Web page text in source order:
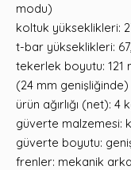
modu)
koltuk yükseklikleri:
t-bar yükseklikleri:
tekerlek boyutu: 121
(24 mm
ürün ağırlığı (net): 4
güverte malzemesi:
güverte boyutu:
frenler: mekanik